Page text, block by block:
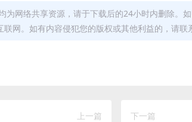
为网络共享资源，请于下载后的24小时内删除。
网。如有内容侵犯您的版权或其他利益的，请
上一篇 下一篇